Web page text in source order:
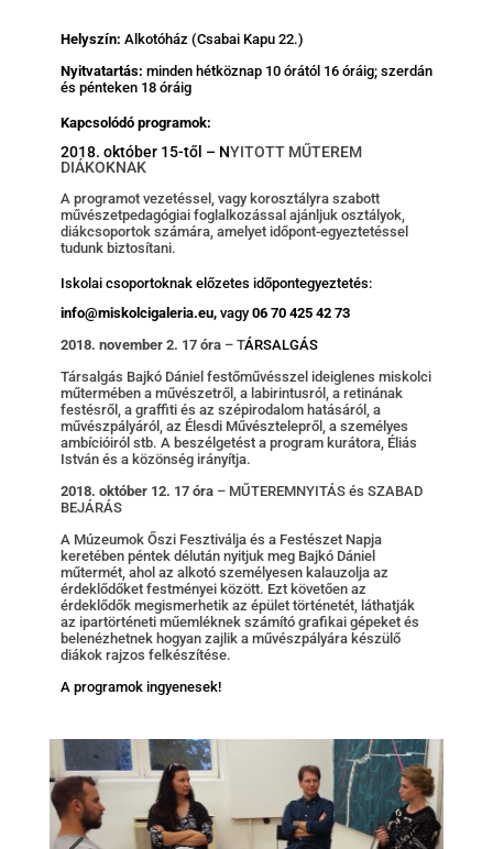
Helyszín: Alkotóház (Csabai Kapu 22.)
Nyitvatartás: minden hétköznap 10 órától 16 óráig; szerdán
és pénteken 18 óráig
Kapcsolódó programok:
2018. október 15-től – NYITOTT MŰTEREM
DIÁKOKNAK
A programot vezetéssel, vagy korosztályra szabott
művészetpedagógiai foglalkozással ajánljuk osztályok,
diákcsoportok számára, amelyet időpont-egyeztetéssel
tudunk biztosítani.
Iskolai csoportoknak előzetes időpontegyeztetés:
info@miskolcigaleria.eu, vagy06 70 425 42 73
2018. november 2. 17 óra – TÁRSALGÁS
Társalgás Bajkó Dániel festőművésszel ideiglenes miskolci
műtermében a művészetről, a labirintusról, a retinának
festésről, a graffiti és az szépirodalom hatásáról, a
művészpályáról, az Élesdi Művésztelepről, a személyes
ambícióiról stb. A beszélgetést a program kurátora, Éliás
István és a közönség irányítja.
2018. október 12. 17 óra– MŰTEREMNYITÁS és SZABAD
BEJÁRÁS
A Múzeumok Őszi Fesztiválja és a Festészet Napja
keretében péntek délután nyitjuk meg Bajkó Dániel
műtermét, ahol az alkotó személyesen kalauzolja az
érdeklődőket festményei között. Ezt követően az
érdeklődők megismerhetik az épület történetét, láthatják
az ipartörténeti műemléknek számító grafikai gépeket és
belenézhetnek hogyan zajlik a művészpályára készülő
diákok rajzos felkészítése.
A programok ingyenesek!